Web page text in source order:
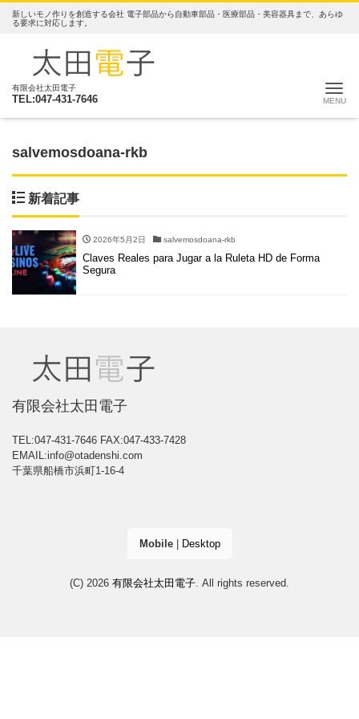
新しいモノ作りを創造する会社 電子部品から自動車部品・医療部品・美容器具まで、あらゆ
る要求に対応します。
有限会社太田電子
TEL:047-431-7646 ナ
salvemosdoana-rkb
新着記事
2026年5月2日 salvemosdoana-rkb
Claves Reales para Jugar a la Ruleta HD de Forma
Segura
有限会社太田電子
TEL:047-431-7646 FAX:047-433-7428
EMAIL:info@otadenshi.com
千葉県船橋市浜町1-16-4
Mobile| Desktop
(C) 2026 有限会社太田電子. All rights reserved.